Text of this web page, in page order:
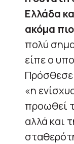
Ελλάδα
ακόμα
πολύ
είπε ο
Πρόσθεσε
«η
προωθεί
αλλά και